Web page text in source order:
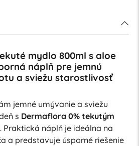
mydlo 800ml s aloe
náplň pre jemnú
a sviežu starostlivosť
jemné umývanie a sviežu
s Dermaflora 0% tekutým
. Praktická náplň je ideálna na
a predstavuje úsporné riešenie